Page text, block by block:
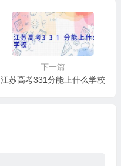
下一篇
江苏高考331分能上什么学校